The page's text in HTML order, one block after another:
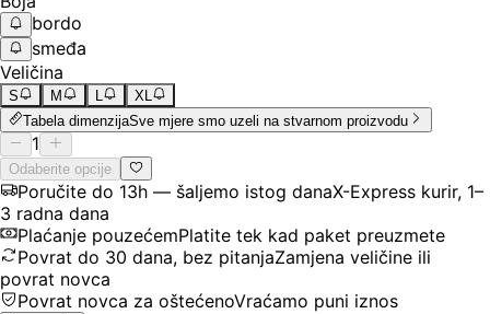
bordo
smeđa
Veličina
S M L
XL
Tabela dimenzijaSve mjere smo uzeli na stvarnom proizvodu
1
Odaberite opcije
Poručite do 13h — šaljemo istog danaX-Express kurir, 1–
3 radna dana
Plaćanje pouzećemPlatite tek kad paket preuzmete
Povrat do 30 dana, bez pitanjaZamjena veličine ili
povrat novca
Povrat novca za oštećenoVraćamo puni iznos